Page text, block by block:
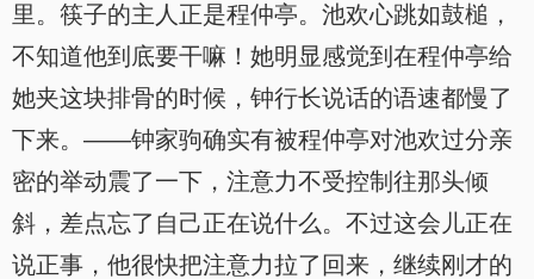
里。筷子的主人正是程仲亭。池欢心跳如鼓槌，
不知道他到底要干嘛！她明显感觉到在程仲亭给
她夹这块排骨的时候，钟行长说话的语速都慢了
下来。——钟家驹确实有被程仲亭对池欢过分亲
密的举动震了一下，注意力不受控制往那头倾
斜，差点忘了自己正在说什么。不过这会儿正在
说正事，他很快把注意力拉了回来，继续刚才的